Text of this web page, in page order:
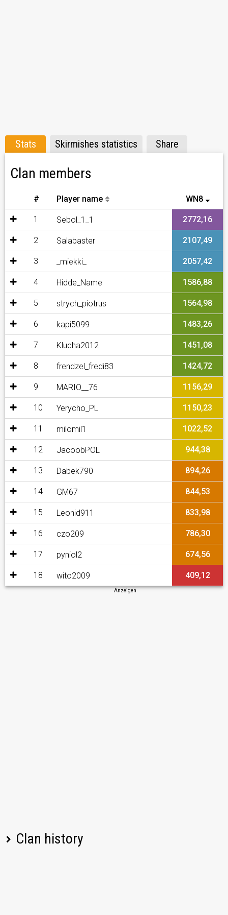
Stats Skirmishes statistics Share
Clan members
# Player name WN8
1 Sebol_1_1 2772,16
2 Salabaster 2107,49
3 _miekki_ 2057,42
4 Hidde_Name 1586,88
5 strych_piotrus 1564,98
6 kapi5099 1483,26
7 Klucha2012 1451,08
8 frendzel_fredi83 1424,72
9 MARIO__76 1156,29
10 Yerycho_PL 1150,23
11 milomil1 1022,52
12 JacoobPOL 944,38
13 Dabek790 894,26
14 GM67 844,53
15 Leonid911 833,98
16 czo209 786,30
17 pyniol2 674,56
18 wito2009 409,12
Anzeigen
Clan history